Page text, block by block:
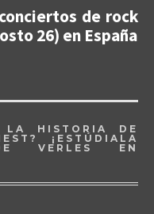
de rock
26) en España
LA HISTORIA DE
¡ESTÚDIALA
VERLES EN